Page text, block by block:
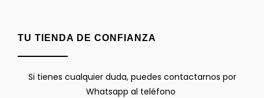
TU TIENDA DE CONFIANZA
Si tienes cualquier duda, puedes contactarnos por
Whatsapp al teléfono